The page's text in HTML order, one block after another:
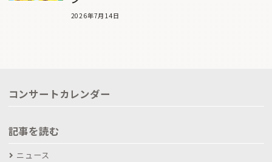
2026年7月14日
コンサートカレンダー
記事を読む
ニュース